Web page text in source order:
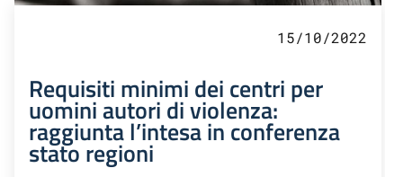
15/10/2022
Requisiti minimi dei centri per
uomini autori di violenza:
raggiunta l’intesa in conferenza
stato regioni